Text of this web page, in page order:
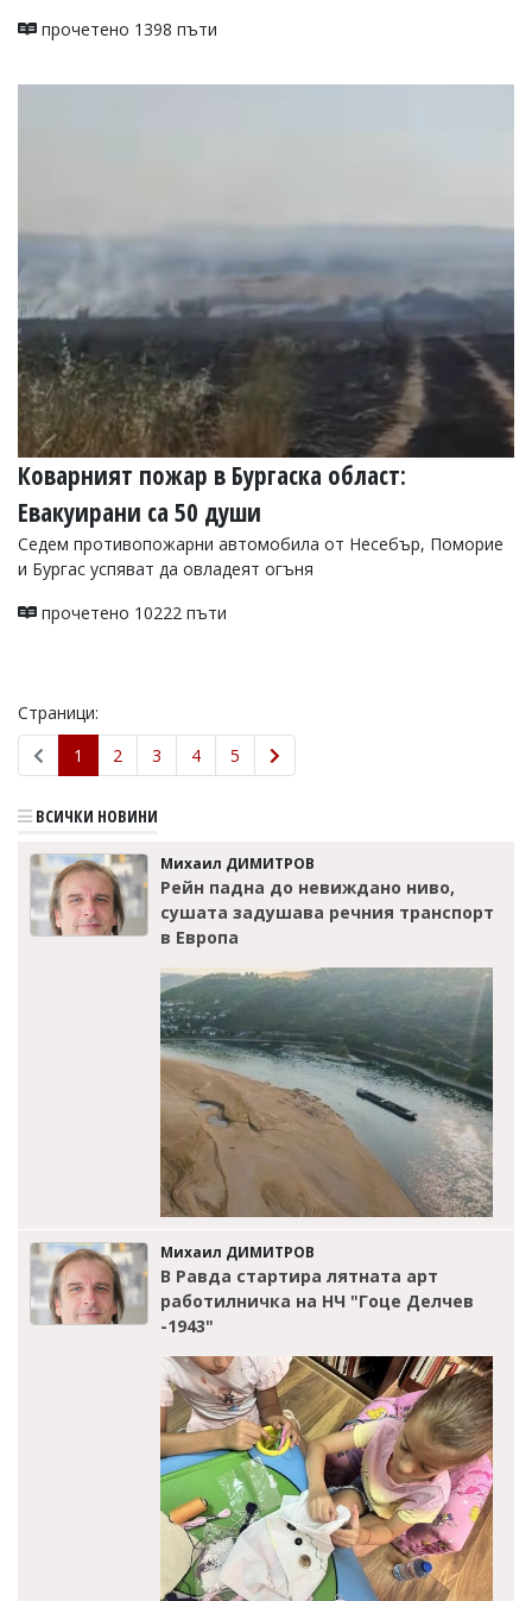
прочетено 1398 пъти
Коварният пожар в Бургаска област:
Евакуирани са 50 души
Седем противопожарни автомобила от Несебър, Поморие
и Бургас успяват да овладеят огъня
прочетено 10222 пъти
Страници:
1
2 3 4 5
ВСИЧКИ НОВИНИ
Михаил ДИМИТРОВ
Рейн падна до невиждано ниво,
сушата задушава речния транспорт
в Европа
Михаил ДИМИТРОВ
В Равда стартира лятната арт
работилничка на НЧ "Гоце Делчев
-1943"